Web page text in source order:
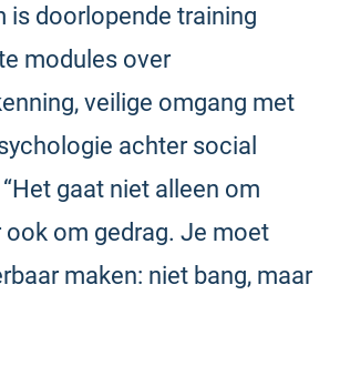
is doorlopende training
modules over
veilige omgang met
achter social
gaat niet alleen om
ook om gedrag. Je moet
maken: niet bang, maar